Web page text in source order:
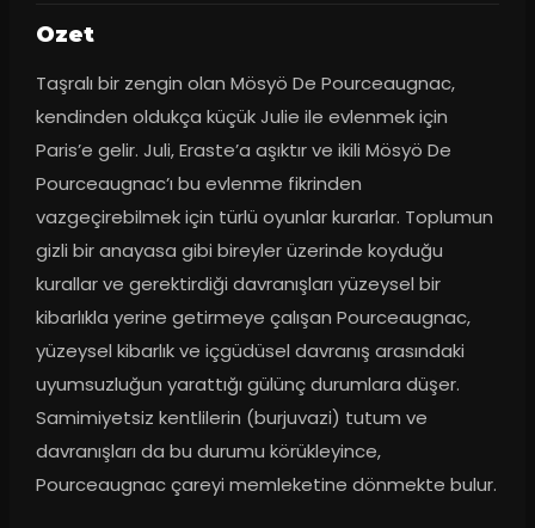
Ozet
Taşralı bir zengin olan Mösyö De Pourceaugnac,
kendinden oldukça küçük Julie ile evlenmek için
Paris’e gelir. Juli, Eraste’a aşıktır ve ikili Mösyö De
Pourceaugnac’ı bu evlenme fikrinden
vazgeçirebilmek için türlü oyunlar kurarlar. Toplumun
gizli bir anayasa gibi bireyler üzerinde koyduğu
kurallar ve gerektirdiği davranışları yüzeysel bir
kibarlıkla yerine getirmeye çalışan Pourceaugnac,
yüzeysel kibarlık ve içgüdüsel davranış arasındaki
uyumsuzluğun yarattığı gülünç durumlara düşer.
Samimiyetsiz kentlilerin (burjuvazi) tutum ve
davranışları da bu durumu körükleyince,
Pourceaugnac çareyi memleketine dönmekte bulur.